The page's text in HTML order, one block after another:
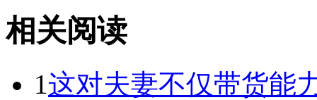
相关阅读
1这对夫妻不仅带货能